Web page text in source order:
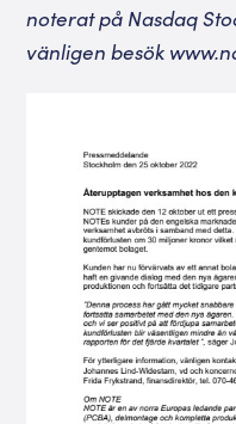
noterat på Nasdaq
vänligen besök